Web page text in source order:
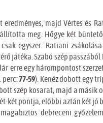
majd Vértes és
meg. Hőgye két
egyszer. Ratiani
játéka. Szabó szép
erre egy hárompontost
perc:77-59). Kenéz dobott egy
szép kosarat, majd a másik
két pontja, előbbi aztán két jó
debreceni